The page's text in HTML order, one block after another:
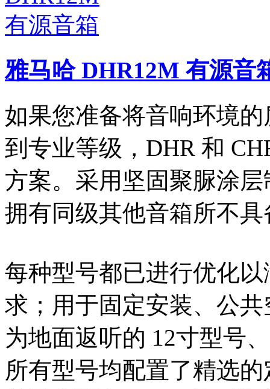
雅马哈 DHR12M 有源音
如果您准备将音响环境
到专业等级，DHR 和
方案。采用坚固聚脲涂
拥有同级其他音箱所不
每种型号都已进行优化
求；用于固定安装、公
为地面返听的 12寸型号
所有型号均配置了精选